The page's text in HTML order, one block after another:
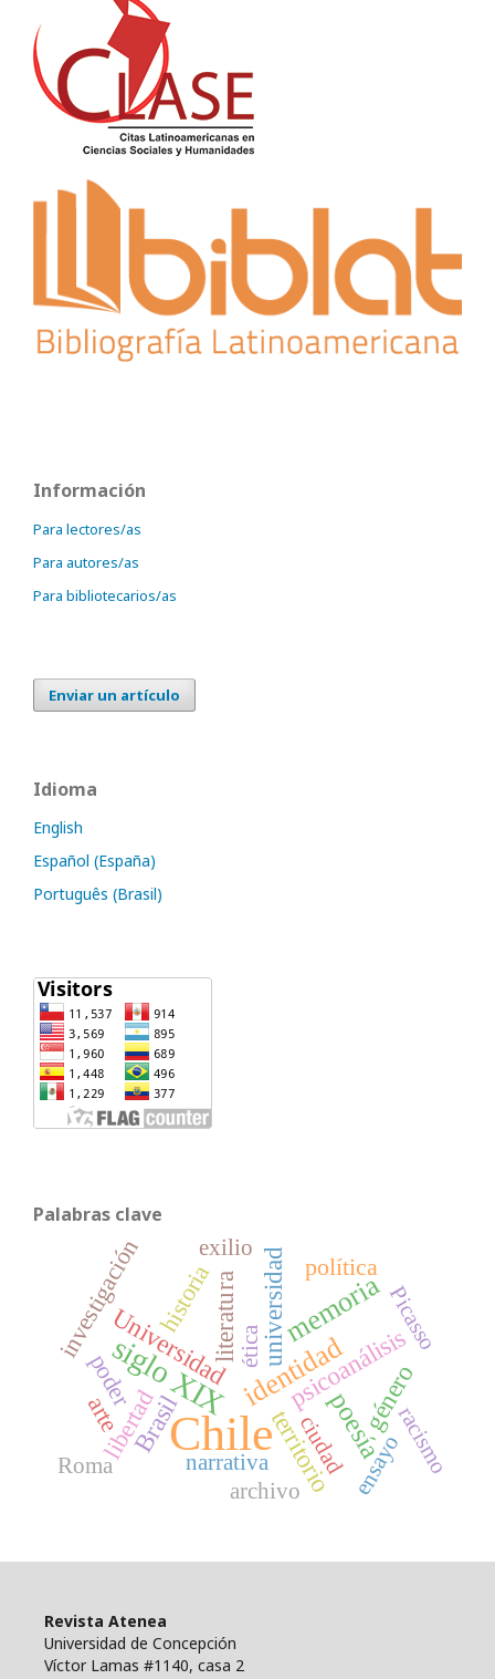
Información
Para lectores/as
Para autores/as
Para bibliotecarios/as
Enviar un artículo
Idioma
English
Español (España)
Português (Brasil)
Palabras clave
Chile
siglo XIXidentidad
memoria
poesía
psicoanálisis
universidad
Universidad
literatura
territorio
género
Brasil
investigación
libertad
arte
historia
poder
política
ciudad
Picasso
narrativa
ética
exilio
ensayo
Roma racismo
archivo
Revista Atenea
Universidad de Concepción
Víctor Lamas #1140, casa 2